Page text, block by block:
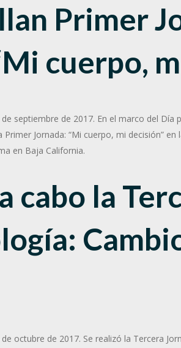
Primer
cuerpo,
septiembre de 2017. En el marco del
Jornada: “Mi cuerpo, mi decisión”
en Baja California.
cabo la
octubre de 2017. Se realizó la Tercera